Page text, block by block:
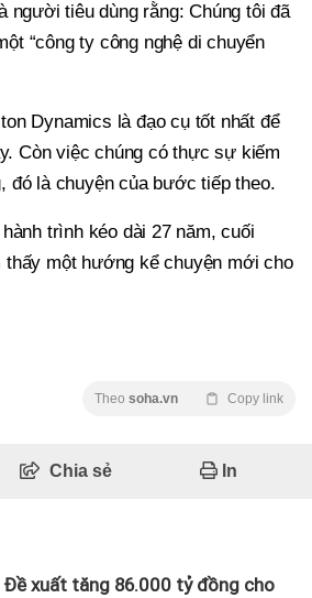
người tiêu dùng rằng: Chúng tôi đã
“công ty công nghệ di chuyển
Dynamics là đạo cụ tốt nhất để
Còn việc chúng có thực sự kiếm
đó là chuyện của bước tiếp theo.
trình kéo dài 27 năm, cuối
thấy một hướng kể chuyện mới cho
Theo soha.vn Copy link
Chia sẻ In
Đề xuất tăng 86.000 tỷ đồng cho